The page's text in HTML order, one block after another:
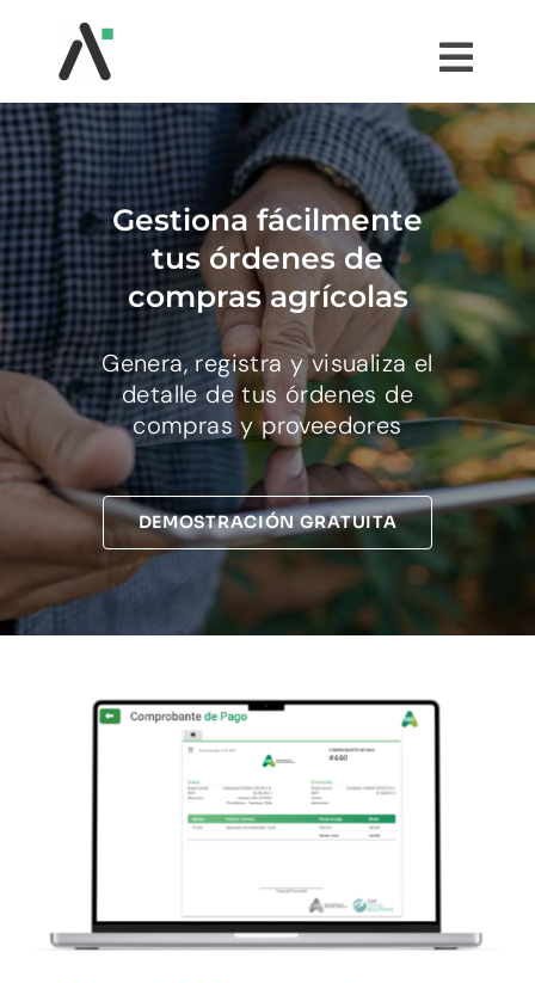
contenido
¿QUÉ ES AGRI?
MÓDULOS
TESTIMONIOS
PRECIOS
COMUNIDAD AGRI
PRUÉBALO GRATIS
Gestiona fácilmente
tus órdenes de
compras agrícolas
Genera, registra y visualiza el
detalle de tus órdenes de
compras y proveedores
DEMOSTRACIÓN GRATUITA